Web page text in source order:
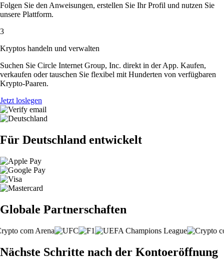
Folgen Sie den Anweisungen, erstellen Sie Ihr Profil und nutzen Sie
unsere Plattform.
3
Kryptos handeln und verwalten
Suchen Sie Circle Internet Group, Inc. direkt in der App. Kaufen,
verkaufen oder tauschen Sie flexibel mit Hunderten von verfügbaren
Krypto-Paaren.
Jetzt loslegen
Für Deutschland entwickelt
Globale Partnerschaften
Nächste Schritte nach der Kontoeröffnung